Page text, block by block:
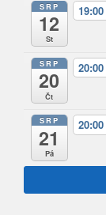
SRP
12
St
19:00
SRP
20
Čt
20:00
SRP
21
Pá
20:00